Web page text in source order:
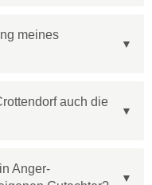
meines
auch die
Anger-